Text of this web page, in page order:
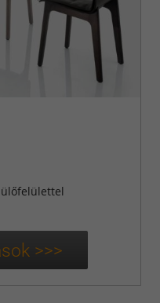
ülőfelülettel